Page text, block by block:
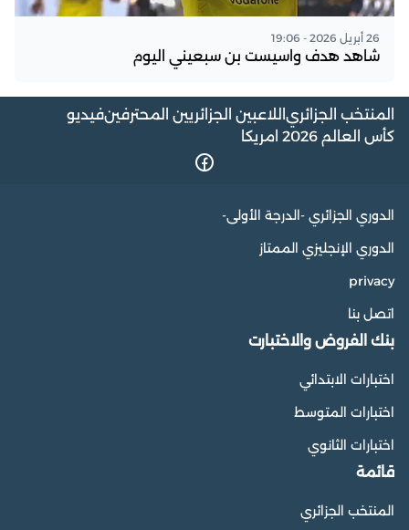
26 أبريل 2026 - 19:06
شاهد هدف واسيست بن سبعيني اليوم
المنتخب الجزائري اللاعبين الجزائريين المحترفينفيديو
كأس العالم 2026 امريكا
الدوري الجزائري -الدرجة الأولى-
الدوري الإنجليزي الممتاز
privacy
اتصل بنا
بنك الفروض والاختبارت
اختبارات الابتدائي
اختبارات المتوسط
اختبارات الثانوي
قائمة
المنتخب الجزائري